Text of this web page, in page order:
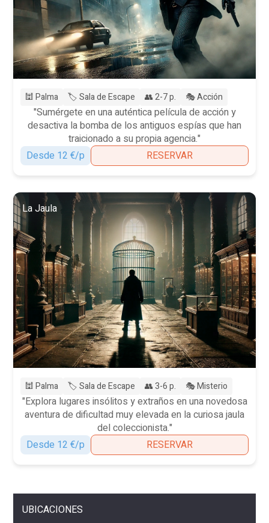
🕍 Palma 🏷️ Sala de Escape 👥 2-7 p. 🎭 Acción
"Sumérgete en una auténtica película de acción y
desactiva la bomba de los antiguos espías que han
traicionado a su propia agencia."
Desde 12 €/p
RESERVAR
La Jaula
🕍 Palma 🏷️ Sala de Escape 👥 3-6 p. 🎭 Misterio
"Explora lugares insólitos y extraños en una novedosa
aventura de dificultad muy elevada en la curiosa jaula
del coleccionista."
Desde 12 €/p
RESERVAR
UBICACIONES